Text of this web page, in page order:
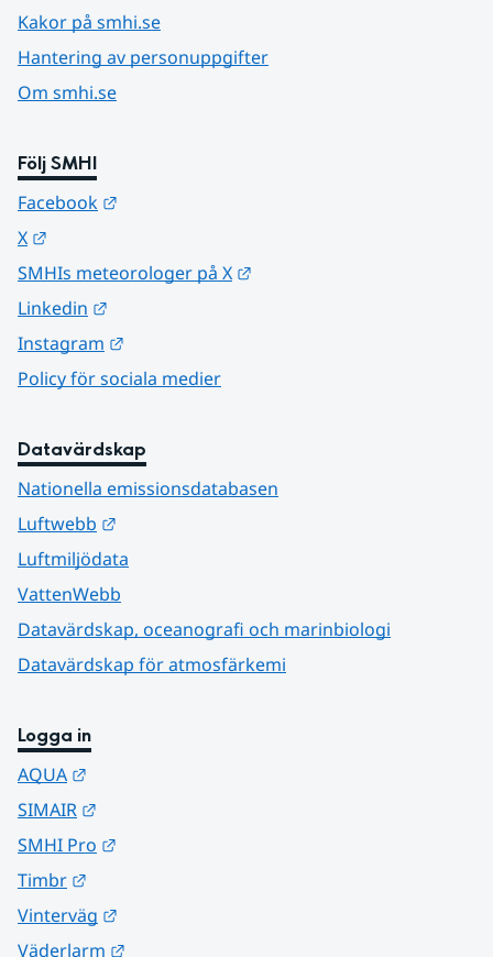
Kakor på smhi.se
Hantering av personuppgifter
Om smhi.se
Följ SMHI
Facebook
X
SMHIs meteorologer på X
Linkedin
Instagram
Policy för sociala medier
Datavärdskap
Nationella emissionsdatabasen
Luftwebb
Luftmiljödata
VattenWebb
Datavärdskap, oceanografi och marinbiologi
Datavärdskap för atmosfärkemi
Logga in
AQUA
SIMAIR
SMHI Pro
Timbr
Vinterväg
Väderlarm